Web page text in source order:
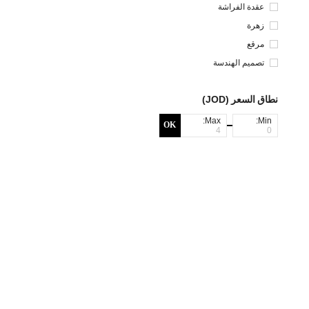
عقدة الفراشة
زهرة
مرقع
تصميم الهندسة
نطاق السعر (JOD)
Min:
Max:
OK